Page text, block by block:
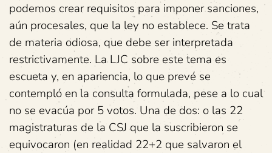
podemos crear requisitos para imponer sanciones,
aún procesales, que la ley no establece. Se trata
de materia odiosa, que debe ser interpretada
restrictivamente. La LJC sobre este tema es
escueta y, en apariencia, lo que prevé se
contempló en la consulta formulada, pese a lo cual
no se evacúa por 5 votos. Una de dos: o las 22
magistraturas de la CSJ que la suscribieron se
equivocaron (en realidad 22+2 que salvaron el